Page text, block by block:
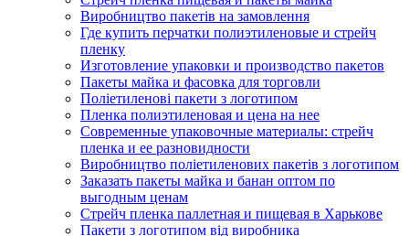
Виробництво пакетів на замовлення
Где купить перчатки полиэтиленовые и стрейч
пленку
Изготовление упаковки и производство пакетов
Пакеты майка и фасовка для торговли
Поліетиленові пакети з логотипом
Пленка полиэтиленовая и цена на нее
Современные упаковочные материалы: стрейч
пленка и ее разновидности
Виробництво поліетиленових пакетів з логотипом
Заказать пакеты майка и банан оптом по
выгодным ценам
Стрейч пленка паллетная и пищевая в Харькове
Пакети з логотипом від виробника